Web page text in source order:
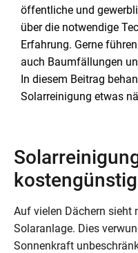
öffentliche und
über die notwendige
Erfahrung. Gerne
auch Baumfällungen
In diesem Beitrag
Solarreinigung etwas
Auf vielen Dächern sieht
Solaranlage. Dies
Sonnenkraft